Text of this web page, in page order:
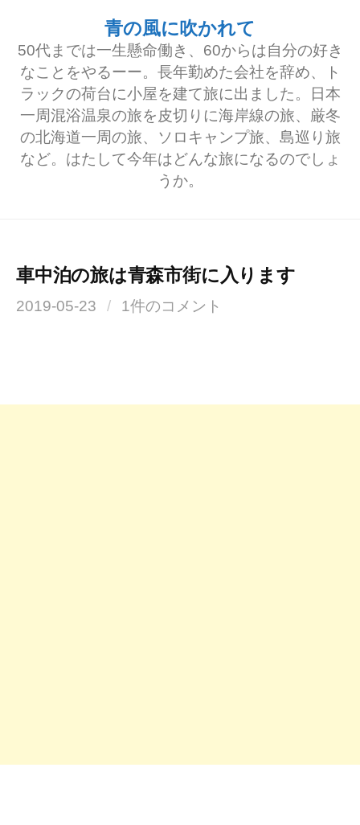
青の風に吹かれて
50代までは一生懸命働き、60からは自分の好き
なことをやるーー。長年勤めた会社を辞め、ト
ラックの荷台に小屋を建て旅に出ました。日本
一周混浴温泉の旅を皮切りに海岸線の旅、厳冬
の北海道一周の旅、ソロキャンプ旅、島巡り旅
など。はたして今年はどんな旅になるのでしょ
うか。
車中泊の旅は青森市街に入ります
2019-05-23 / 1件のコメント